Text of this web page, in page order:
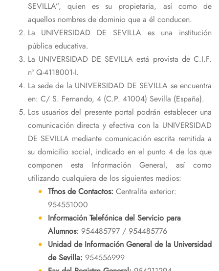
SEVILLA”, quien es su propietaria, así como de
aquellos nombres de dominio que a él conducen.
La UNIVERSIDAD DE SEVILLA es una institución
pública educativa.
La UNIVERSIDAD DE SEVILLA está provista de C.I.F.
nº Q-4118001-I.
La sede de la UNIVERSIDAD DE SEVILLA se encuentra
en: C/ S. Fernando, 4 (C.P. 41004) Sevilla (España).
Los usuarios del presente portal podrán establecer una
comunicación directa y efectiva con la UNIVERSIDAD
DE SEVILLA mediante comunicación escrita remitida a
su domicilio social, indicado en el punto 4 de los que
componen esta Información General, así como
utilizando cualquiera de los siguientes medios:
Tfnos de Contactos: Centralita exterior:
954551000
Información Telefónica del Servicio para
Alumnos: 954485797 / 954485776
Unidad de Información General de la Universidad
de Sevilla: 954556999